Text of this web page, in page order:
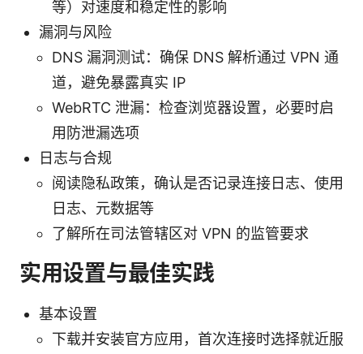
等）对速度和稳定性的影响
漏洞与风险
DNS 漏洞测试：确保 DNS 解析通过 VPN 通
道，避免暴露真实 IP
WebRTC 泄漏：检查浏览器设置，必要时启
用防泄漏选项
日志与合规
阅读隐私政策，确认是否记录连接日志、使用
日志、元数据等
了解所在司法管辖区对 VPN 的监管要求
实用设置与最佳实践
基本设置
下载并安装官方应用，首次连接时选择就近服